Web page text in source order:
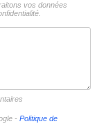
vos données
- Politique de